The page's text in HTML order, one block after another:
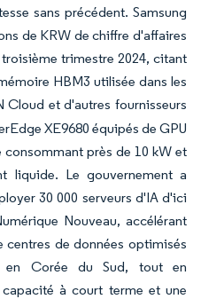
sans précédent. Samsung
de KRW de chiffre d'affaires
trimestre 2024, citant
HBM3 utilisée dans les
Cloud et d'autres fournisseurs
XE9680 équipés de GPU
près de 10 kW et
liquide. Le gouvernement a
30 000 serveurs d'IA d'ici
Nouveau, accélérant
centres de données optimisés
en Corée du Sud, tout en
à court terme et une